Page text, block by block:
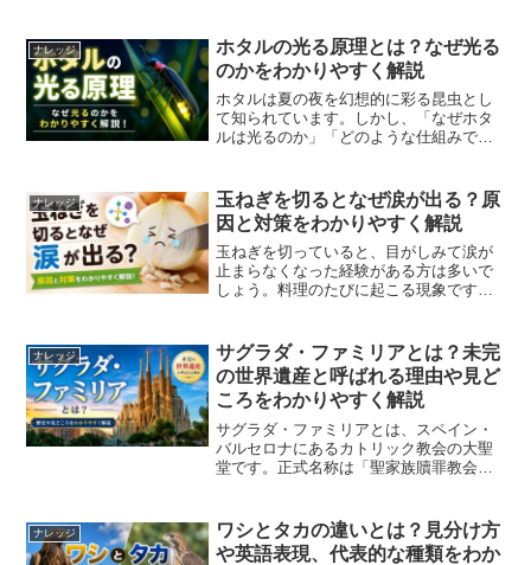
やって増やすのかコルヒチンの正体と安
全性を、順を追ってわかりや...
ナレッジ
ホタルの光る原理とは？なぜ光る
のかをわかりやすく解説
ホタルは夏の夜を幻想的に彩る昆虫とし
て知られています。しかし、「なぜホタ
ルは光るのか」「どのような仕組みで発
は、単なる体の特徴ではなく、生きるた
めに進化した高度な仕組みで...
ナレッジ
玉ねぎを切るとなぜ涙が出る？原
因と対策をわかりやすく解説
玉ねぎを切っていると、目がしみて涙が
止まらなくなった経験がある方は多いで
しょう。料理のたびに起こる現象です
守るための仕組みが備わっており、その
働きによって涙が引き起こさ...
ナレッジ
サグラダ・ファミリアとは？未完
の世界遺産と呼ばれる理由や見ど
ころをわかりやすく解説
サグラダ・ファミリアとは、スペイン・
バルセロナにあるカトリック教会の大聖
堂です。正式名称は「聖家族贖罪教会
計を手掛けた代表作として知ら...
ナレッジ
ワシとタカの違いとは？見分け方
や英語表現、代表的な種類をわか